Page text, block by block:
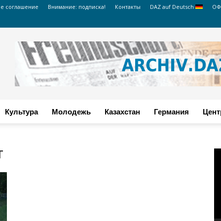
соглашение Внимание: подписка! Контакты DAZ auf Deutsch ОФ
Культура Молодежь Казахстан Германия